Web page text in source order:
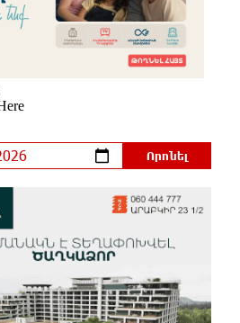
«ՀայաՔվեն» կանգնած է Հայ
առաքելական եկեղեցու
պաշտպանության առաջնագծում
ազատության ու պարտքի
Մենուա Սողոմոնյան
դեմ հարուցվել է
քրեական վարույթ,
2 ժամ առաջ